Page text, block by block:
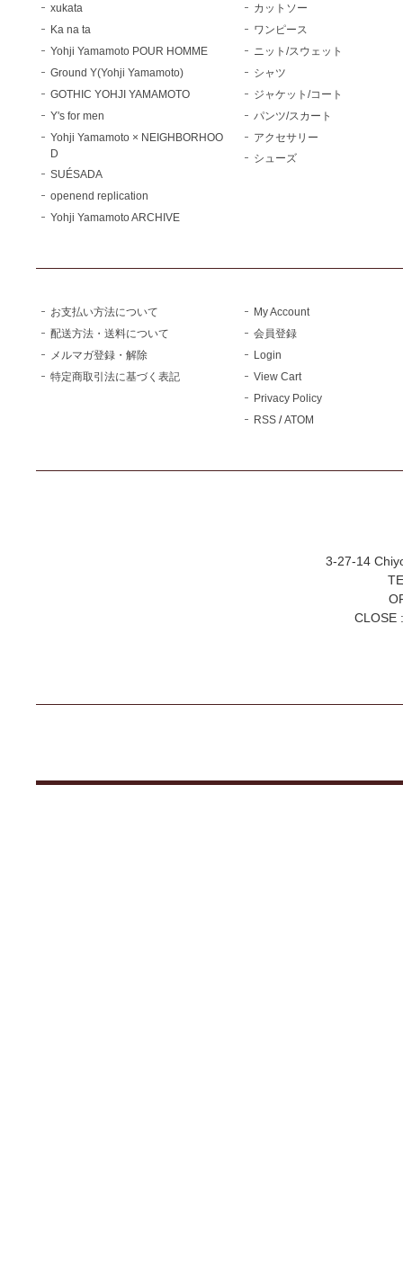
xukata
Ka na ta
Yohji Yamamoto POUR HOMME
Ground Y(Yohji Yamamoto)
GOTHIC YOHJI YAMAMOTO
Y's for men
Yohji Yamamoto × NEIGHBORHOO
D
SUÉSADA
openend replication
Yohji Yamamoto ARCHIVE
カットソー
ワンピース
ニット/スウェット
シャツ
ジャケット/コート
パンツ/スカート
アクセサリー
シューズ
お支払い方法について
配送方法・送料について
メルマガ登録・解除
特定商取引法に基づく表記
My Account
会員登録
Login
View Cart
Privacy Policy
RSS/ATOM
3-27-14
CLOSE